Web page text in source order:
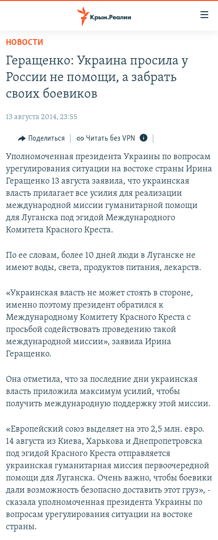
Вернуться
основному
содержанию
главной
навигации
Вернутся
поиску
СПЕЦПРОЕКТЫ
11 ЛЕТ ОККУПАЦИИ КРЫМА. 11 ИСТОРИЙ СОПРОТИВЛЕНИЯ
ЕЩЕ
ИНТЕРАКТИВ
ИНФОГРАФИКА
ТЕЛЕПРОЕКТ КРЫМ.РЕАЛИИ
СОВЕТЫ ПРАВОЗАЩИТНИКОВ
ПРОПАВШИЕ БЕЗ ВЕСТИ
ПОБЕДИТЕЛЕЙ НЕ СУДЯТ?
РАДІО СВОБОДА
КАК ОБОЙТИ БЛОКИРОВКУ
Українською
Qırımtatar
ПРИСОЕДИНЯЙТЕСЬ!
Все сайты RFE/RL
НОВОСТИ
Геращенко: Украина просила у
России не помощи, а забрать
своих боевиков
13 августа 2014, 23:55
Поделиться Читать без VPN
Уполномоченная президента Украины по вопросам
урегулирования ситуации на востоке страны Ирина
Геращенко 13 августа заявила, что украинская
власть прилагает все усилия для реализации
международной миссии гуманитарной помощи
для Луганска под эгидой Международного
Комитета Красного Креста.
По ее словам, более 10 дней люди в Луганске не
имеют воды, света, продуктов питания, лекарств.
«Украинская власть не может стоять в стороне,
именно поэтому президент обратился к
Международному Комитету Красного Креста с
просьбой содействовать проведению такой
международной миссии», заявила Ирина
Геращенко.
Она отметила, что за последние дни украинская
власть приложила максимум усилий, чтобы
получить международную поддержку этой миссии.
«Европейский союз выделяет на это 2,5 млн. евро.
14 августа из Киева, Харькова и Днепропетровска
под эгидой Красного Креста отправляется
украинская гуманитарная миссия первоочередной
помощи для Луганска. Очень важно, чтобы боевики
дали возможность безопасно доставить этот груз», -
сказала уполномоченная президента Украины по
вопросам урегулирования ситуации на востоке
страны.